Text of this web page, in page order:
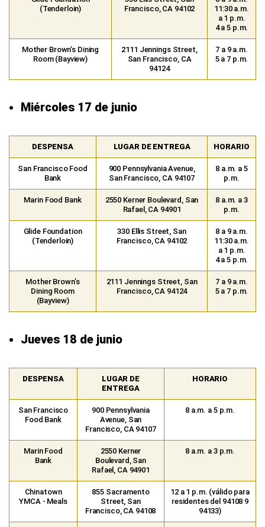
(Tenderloin)
Francisco, CA 94102
11:30 a.m.
a 1 p.m.
4 a 5 p.m.
Mother Brown’s Dining
Room (Bayview)
2111 Jennings Street,
San Francisco, CA
94124
7 a 9 a.m.
5 a 7 p.m.
Miércoles 17 de junio
DESPENSA LUGAR DE ENTREGA HORARIO
San Francisco Food
Bank
900 Pennsylvania Avenue,
San Francisco, CA 94107
8 a.m. a 5
p.m.
Marin Food Bank
2550 Kerner Boulevard, San
Rafael, CA 94901
8 a.m. a 3
p.m.
Glide Foundation
(Tenderloin)
330 Ellis Street, San
Francisco, CA 94102
8 a 9 a.m.
11:30 a.m.
a 1 p.m.
4 a 5 p.m.
Mother Brown’s
Dining Room
(Bayview)
2111 Jennings Street, San
Francisco, CA 94124
7 a 9 a.m.
5 a 7 p.m.
Jueves 18 de junio
DESPENSA
LUGAR DE
ENTREGA
HORARIO
San Francisco
Food Bank
900 Pennsylvania
Avenue, San
Francisco, CA 94107
8 a.m. a 5 p.m.
Marin Food
Bank
2550 Kerner
Boulevard, San
Rafael, CA 94901
8 a.m. a 3 p.m.
Chinatown
YMCA - Meals
855 Sacramento
Street, San
Francisco, CA 94108​​
12 a 1 p.m. (válido para
residentes del 94108 9
94133)